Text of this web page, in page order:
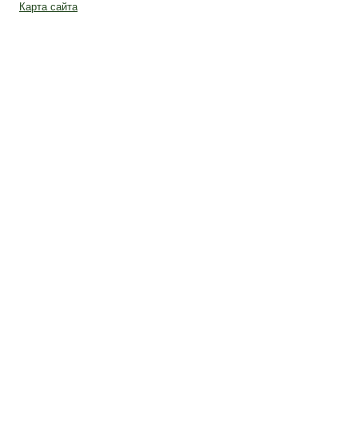
Карта сайта